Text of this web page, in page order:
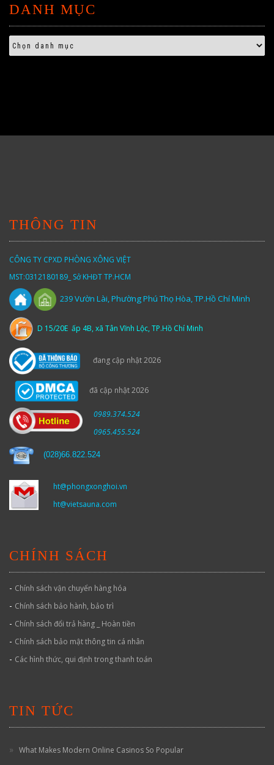
DANH MỤC
THÔNG TIN
CÔNG TY CPXD PHÒNG XÔNG VIỆT
MST:0312180189_ Sở KHĐT TP.HCM
239Vườn Lài,Phường Phú Thọ Hòa, TP.Hồ Chí Minh
D 15/20E ấp 4B, xã Tân Vĩnh Lộc, TP.Hồ Chí Minh
đang cập nhật 2026
đã cập nhật 2026
0989.374.524
0965.455.524
(028)66.822.524
ht@phongxonghoi.vn
ht@vietsauna.com
CHÍNH SÁCH
- Chính sách vận chuyển hàng hóa
- Chính sách bảo hành, bảo trì
- Chính sách đổi trả hàng _ Hoàn tiền
- Chính sách bảo mật thông tin cá nhân
- Các hình thức, qui định trong thanh toán
TIN TỨC
What Makes Modern Online Casinos So Popular